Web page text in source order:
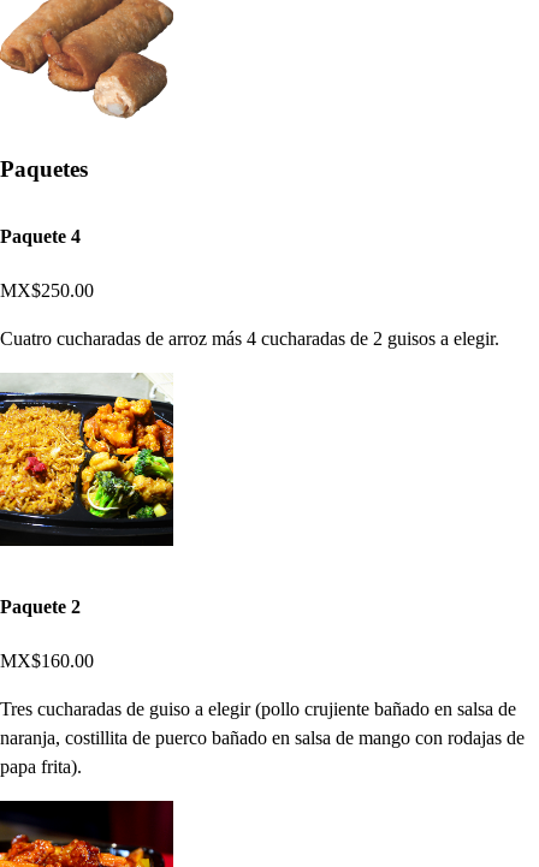
Paquetes
Paquete 4
MX$250.00
Cuatro cucharadas de arroz más 4 cucharadas de 2 guisos a elegir.
Paquete 2
MX$160.00
Tres cucharadas de guiso a elegir (pollo crujiente bañado en salsa de
naranja, costillita de puerco bañado en salsa de mango con rodajas de
papa frita).